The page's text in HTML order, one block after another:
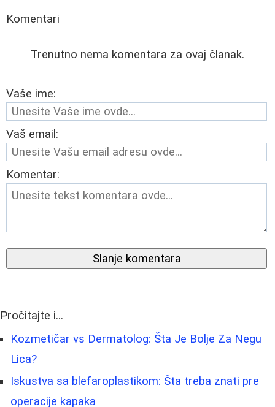
Komentari
Trenutno nema komentara za ovaj članak.
Vaše ime:
Vaš email:
Komentar:
Slanje komentara
Pročitajte i...
Kozmetičar vs Dermatolog: Šta Je Bolje Za Negu
Lica?
Iskustva sa blefaroplastikom: Šta treba znati pre
operacije kapaka